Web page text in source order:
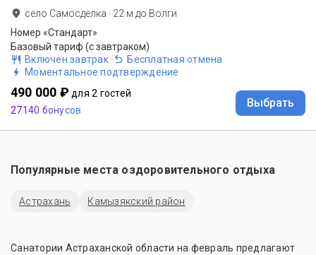
село Самосделка · 22 м до Волги
Номер «Стандарт»
Базовый тариф (с завтраком)
Включен завтрак·
Бесплатная отмена
Моментальное подтверждение
490 000 ₽ для 2 гостей
27140 бонусов
Выбрать
Популярные места оздоровительного отдыха
Астрахань Камызякский район
Санатории Астраханской области на февраль предлагают